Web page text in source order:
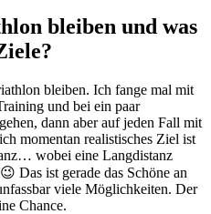
bleiben und was
bleiben. Ich fange mal mit
und bei ein paar
dann aber auf jeden Fall mit
momentan realistisches Ziel ist
wobei eine Langdistanz
Das ist gerade das Schöne an
viele Möglichkeiten. Der
Chance.